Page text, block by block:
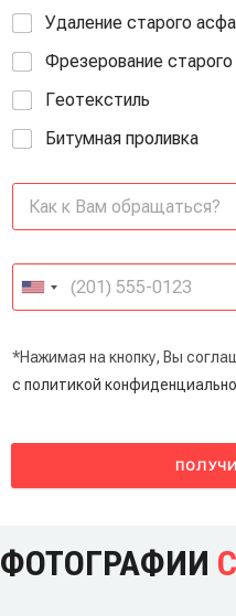
Удаление старого
Фрезерование
Геотекстиль
Битумная проливка
*Нажимая на кнопку, Вы
с политикой
ФОТОГРАФИИ